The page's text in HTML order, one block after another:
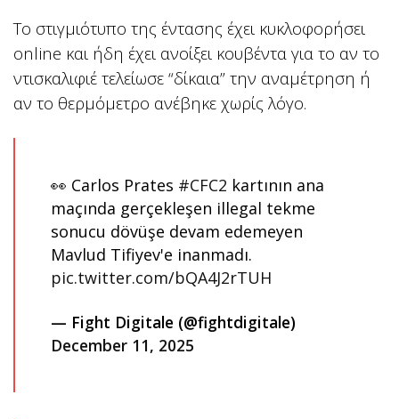
Το στιγμιότυπο της έντασης έχει κυκλοφορήσει
online και ήδη έχει ανοίξει κουβέντα για το αν το
ντισκαλιφιέ τελείωσε “δίκαια” την αναμέτρηση ή
αν το θερμόμετρο ανέβηκε χωρίς λόγο.
👀 Carlos Prates #CFC2 kartının ana
maçında gerçekleşen illegal tekme
sonucu dövüşe devam edemeyen
Mavlud Tifiyev'e inanmadı.
pic.twitter.com/bQA4J2rTUH
— Fight Digitale (@fightdigitale)
December 11, 2025